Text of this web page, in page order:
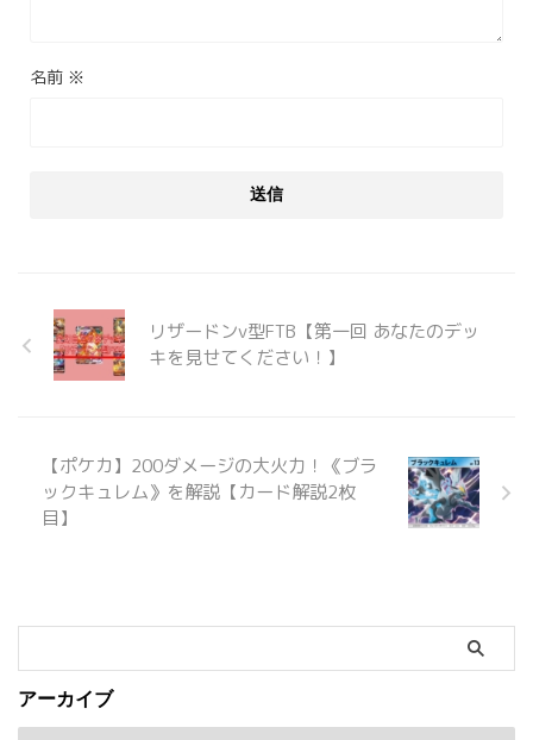
名前 ※
リザードンv型FTB【第一回 あなたのデッ
キを見せてください！】
【ポケカ】200ダメージの大火力！《ブラ
ックキュレム》を解説【カード解説2枚
目】
アーカイブ